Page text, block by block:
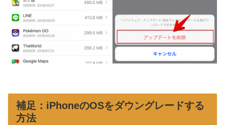
補足：iPhoneのOSをダウングレードする
方法